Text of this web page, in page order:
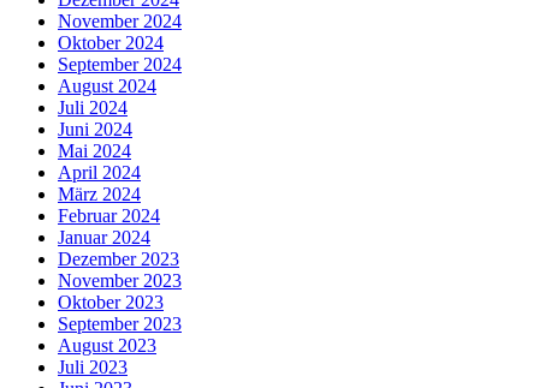
November 2024
Oktober 2024
September 2024
August 2024
Juli 2024
Juni 2024
Mai 2024
April 2024
März 2024
Februar 2024
Januar 2024
Dezember 2023
November 2023
Oktober 2023
September 2023
August 2023
Juli 2023